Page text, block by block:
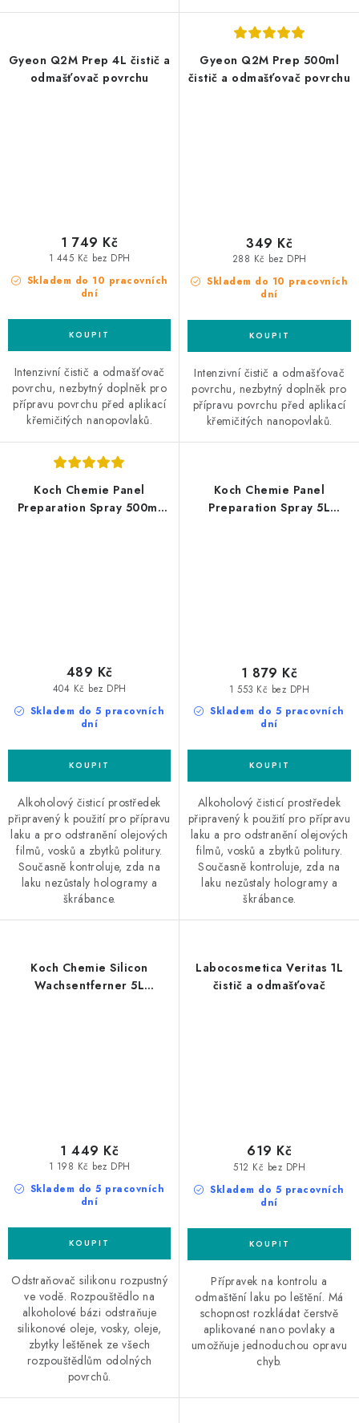
Gyeon Q2M Prep 4L čistič a
odmašťovač povrchu
Skladem do 10 pracovních
dní
1 445 Kč bez DPH
1 749 Kč
Intenzivní čistič a odmašťovač
povrchu, nezbytný doplněk pro
přípravu povrchu před aplikací
křemičitých nanopovlaků.
Gyeon Q2M Prep 500ml
čistič a odmašťovač povrchu
Skladem do 10 pracovních
dní
288 Kč bez DPH
349 Kč
Intenzivní čistič a odmašťovač
povrchu, nezbytný doplněk pro
přípravu povrchu před aplikací
křemičitých nanopovlaků.
Koch Chemie Panel
Preparation Spray 500ml
Skladem do 5 pracovních
dní
404 Kč bez DPH
489 Kč
Alkoholový čisticí prostředek
připravený k použití pro přípravu
laku a pro odstranění olejových
filmů, vosků a zbytků politury.
Současně kontroluje, zda na
laku nezůstaly hologramy a
škrábance.
Koch Chemie Panel
Preparation Spray 5L
Skladem do 5 pracovních
dní
1 553 Kč bez DPH
1 879 Kč
Alkoholový čisticí prostředek
připravený k použití pro přípravu
laku a pro odstranění olejových
filmů, vosků a zbytků politury.
Současně kontroluje, zda na
laku nezůstaly hologramy a
škrábance.
Koch Chemie Silicon
Wachsentferner 5L
Skladem do 5 pracovních
dní
1 198 Kč bez DPH
1 449 Kč
Odstraňovač silikonu rozpustný
ve vodě. Rozpouštědlo na
alkoholové bázi odstraňuje
silikonové oleje, vosky, oleje,
zbytky leštěnek ze všech
rozpouštědlům odolných
povrchů.
Labocosmetica Veritas 1L
čistič a odmašťovač
Skladem do 5 pracovních
dní
512 Kč bez DPH
619 Kč
Přípravek na kontrolu a
odmaštění laku po leštění. Má
schopnost rozkládat čerstvě
aplikované nano povlaky a
umožňuje jednoduchou opravu
chyb.